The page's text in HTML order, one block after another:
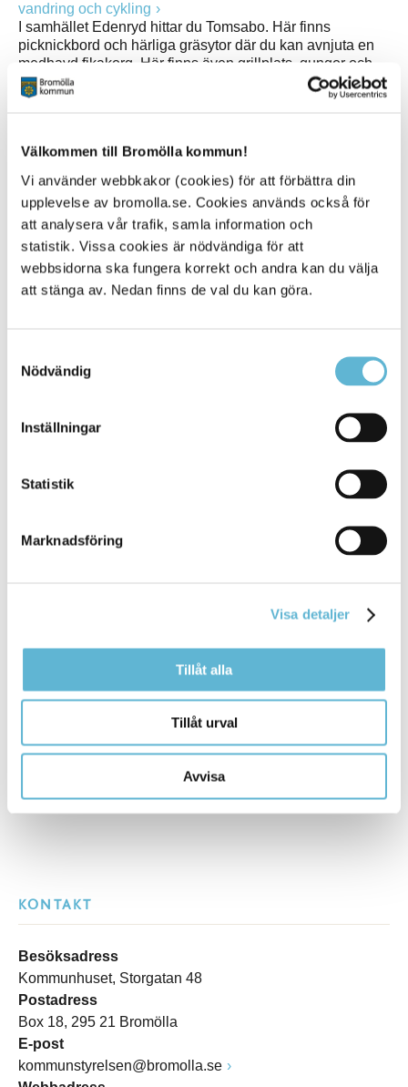
Välkommen till Bromölla kommun!
Vi använder webbkakor (cookies) för att förbättra din
upplevelse av bromolla.se. Cookies används också för
att analysera vår trafik, samla information och
statistik. Vissa cookies är nödvändiga för att
webbsidorna ska fungera korrekt och andra kan du välja
att stänga av. Nedan finns de val du kan göra.
Nödvändig
Inställningar
Statistik
Marknadsföring
Visa detaljer
Tillåt alla
Tillåt urval
Avvisa
vandring och cykling
I samhället Edenryd hittar du Tomsabo. Här finns
picknickbord och härliga gräsytor där du kan avnjuta en
medhavd fikakorg. Här finns även grillplats, gungor och
toalett. Längs med havet finns en 4,5 km lång
vandringsled som passerar genom hagar där du kan stöta
vilket gör Tomsabo till en ypperlig rastplats för
cykelentusiaster!
Strandängen - härlig picknickplats vid Ivösjön
Strandängen i Bromölla erbjuder både motionsspår,
badplats och härliga gräsytor att koppla av på. Här finns
grillplatser, en lekplats och picknickbord. Stanna på
området och njut av en promenad ut på piren eller
aktivera dig på motionsspåren som utgår från området.
Kontakt
Turismstrateg
sara.widesjo@bromolla.se
Hermansens gata 22
KONTAKT
Besöksadress
Kommunhuset, Storgatan 48
Postadress
Box 18, 295 21 Bromölla
E-post
kommunstyrelsen@bromolla.se